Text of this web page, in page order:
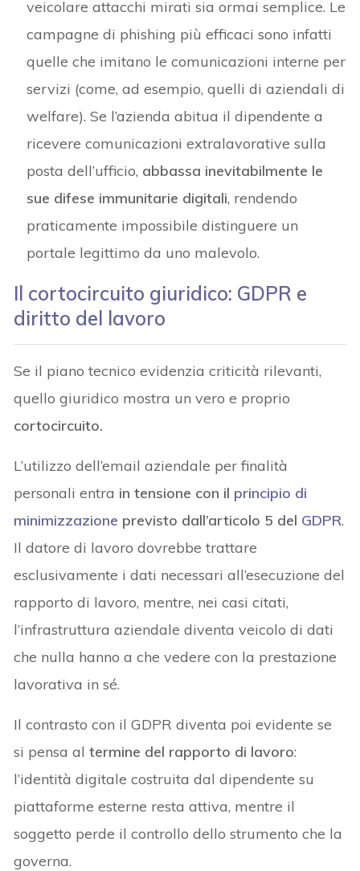
veicolare attacchi mirati sia ormai semplice. Le
campagne di phishing più efficaci sono infatti
quelle che imitano le comunicazioni interne per
servizi (come, ad esempio, quelli di aziendali di
welfare). Se l’azienda abitua il dipendente a
ricevere comunicazioni extralavorative sulla
posta dell’ufficio, abbassa inevitabilmente le
sue difese immunitarie digitali, rendendo
praticamente impossibile distinguere un
portale legittimo da uno malevolo.
Il cortocircuito giuridico: GDPR e
diritto del lavoro
Se il piano tecnico evidenzia criticità rilevanti,
quello giuridico mostra un vero e proprio
cortocircuito.
L’utilizzo dell’email aziendale per finalità
personali entra in tensione con il principio di
minimizzazione previsto dall’articolo 5 del GDPR.
Il datore di lavoro dovrebbe trattare
esclusivamente i dati necessari all’esecuzione del
rapporto di lavoro, mentre, nei casi citati,
l’infrastruttura aziendale diventa veicolo di dati
che nulla hanno a che vedere con la prestazione
lavorativa in sé.
Il contrasto con il GDPR diventa poi evidente se
si pensa altermine del rapporto di lavoro:
l’identità digitale costruita dal dipendente su
piattaforme esterne resta attiva, mentre il
soggetto perde il controllo dello strumento che la
governa.